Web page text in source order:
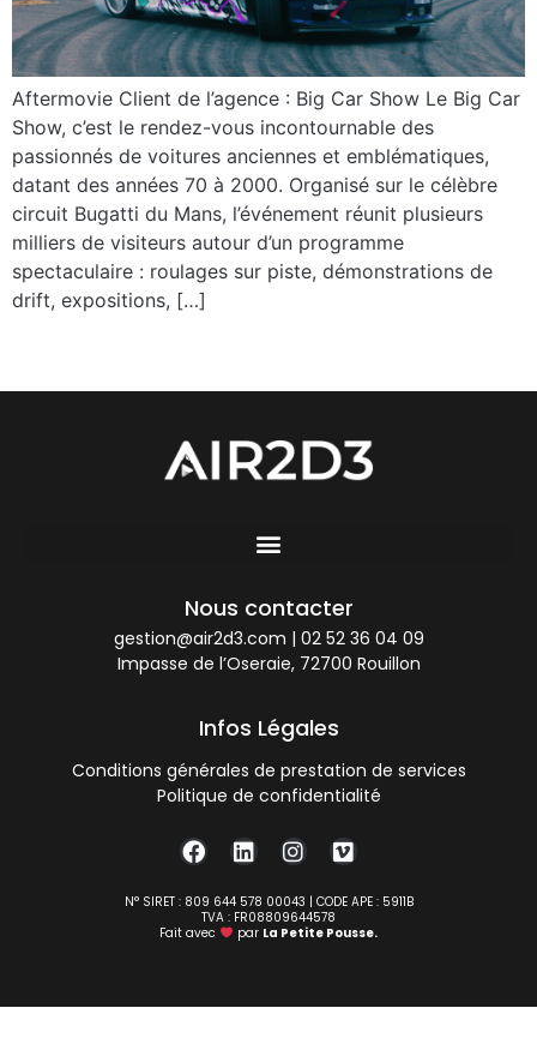
Aftermovie Client de l’agence : Big Car Show Le Big Car
Show, c’est le rendez-vous incontournable des
passionnés de voitures anciennes et emblématiques,
datant des années 70 à 2000. Organisé sur le célèbre
circuit Bugatti du Mans, l’événement réunit plusieurs
milliers de visiteurs autour d’un programme
spectaculaire : roulages sur piste, démonstrations de
drift, expositions, […]
Nous contacter
gestion@air2d3.com | 02 52 36 04 09
Impasse de l’Oseraie, 72700 Rouillon
Infos Légales
Conditions générales de prestation de services
Politique de confidentialité
N° SIRET : 809 644 578 00043 | CODE APE : 5911B
TVA : FR08809644578
Fait avec
par La Petite Pousse.